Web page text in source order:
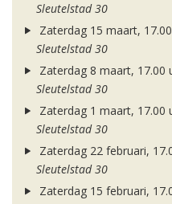
Sleutelstad 30
Zaterdag 15 maart,
Sleutelstad 30
Zaterdag 8 maart, 17.00
Sleutelstad 30
Zaterdag 1 maart, 17.00
Sleutelstad 30
Zaterdag 22 februari,
Sleutelstad 30
Zaterdag 15 februari,